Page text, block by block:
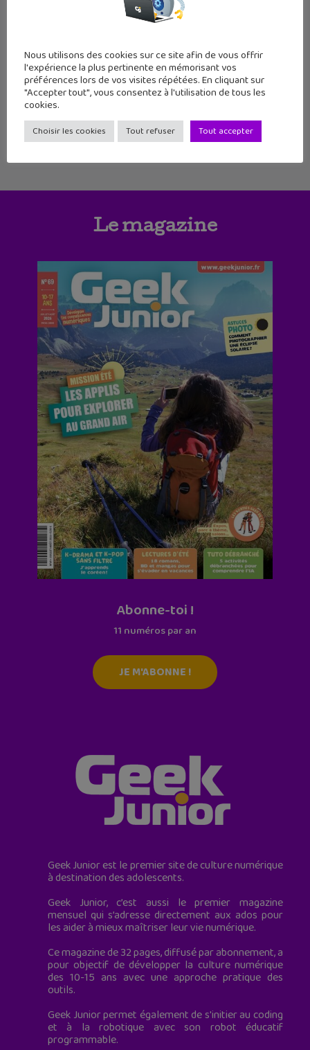
99 100
110 111 112 113 114 115 116
Le magazine
Abonne-toi !
11 numéros par an
JE M'ABONNE !
Geek Junior est le premier site de culture numérique
à destination des adolescents.
Geek Junior, c’est aussi le premier magazine
mensuel qui s’adresse directement aux ados pour
les aider à mieux maîtriser leur vie numérique.
Ce magazine de 32 pages, diffusé par abonnement, a
pour objectif de développer la culture numérique
des 10-15 ans avec une approche pratique des
outils.
Geek Junior permet également de s'initier au coding
et à la robotique avec son robot éducatif
programmable.
Nous utilisons des cookies sur ce site afin de vous offrir
l'expérience la plus pertinente en mémorisant vos
préférences lors de vos visites répétées. En cliquant sur
"Accepter tout", vous consentez à l'utilisation de tous les
cookies.
Choisir les cookies Tout refuser Tout accepter